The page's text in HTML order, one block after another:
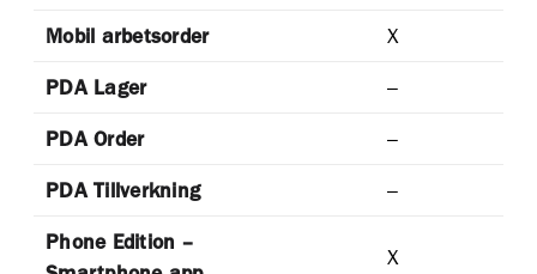
Mobil arbetsorder X
PDA Lager –
PDA Order –
PDA Tillverkning –
Phone Edition –
X